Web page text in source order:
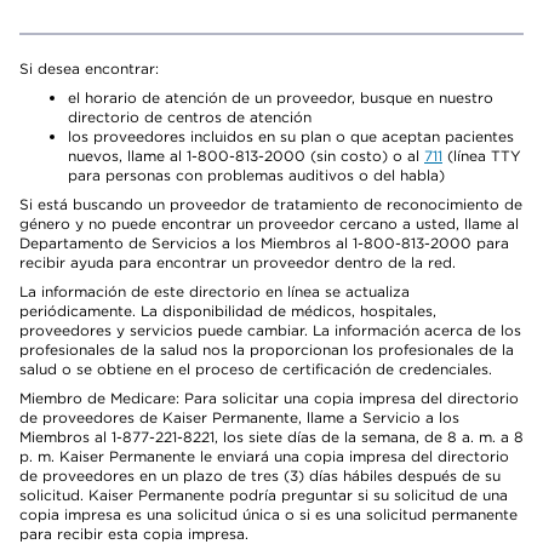
Si desea encontrar:
el horario de atención de un proveedor, busque en nuestro
directorio de centros de atención
los proveedores incluidos en su plan o que aceptan pacientes
nuevos, llame al 1-800-813-2000 (sin costo) o al 711 (línea TTY
para personas con problemas auditivos o del habla)
Si está buscando un proveedor de tratamiento de reconocimiento de
género y no puede encontrar un proveedor cercano a usted, llame al
Departamento de Servicios a los Miembros al 1-800-813-2000 para
recibir ayuda para encontrar un proveedor dentro de la red.
La información de este directorio en línea se actualiza
periódicamente. La disponibilidad de médicos, hospitales,
proveedores y servicios puede cambiar. La información acerca de los
profesionales de la salud nos la proporcionan los profesionales de la
salud o se obtiene en el proceso de certificación de credenciales.
Miembro de Medicare: Para solicitar una copia impresa del directorio
de proveedores de Kaiser Permanente, llame a Servicio a los
Miembros al 1-877-221-8221, los siete días de la semana, de 8 a. m. a 8
p. m. Kaiser Permanente le enviará una copia impresa del directorio
de proveedores en un plazo de tres (3) días hábiles después de su
solicitud. Kaiser Permanente podría preguntar si su solicitud de una
copia impresa es una solicitud única o si es una solicitud permanente
para recibir esta copia impresa.